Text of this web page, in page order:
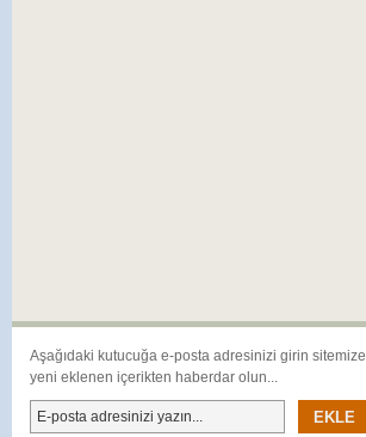
Aşağıdaki kutucuğa e-posta adresinizi girin sitemize
yeni eklenen içerikten haberdar olun...